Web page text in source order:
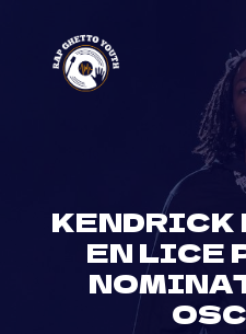
content
KENDRICK
EN LICE